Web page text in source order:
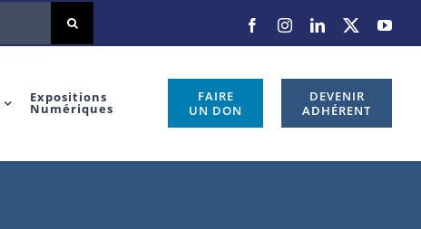
Expositions
Numériques
FAIRE
UN DON
DEVENIR
ADHÉRENT